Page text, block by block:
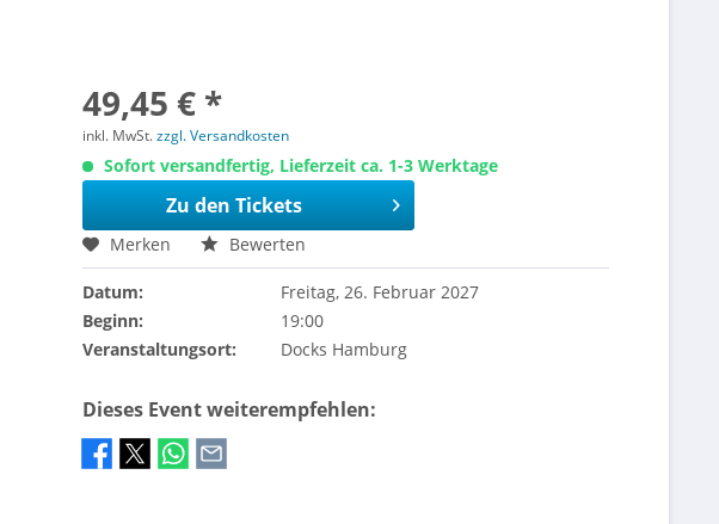
49,45 € *
inkl. MwSt.zzgl. Versandkosten
Sofort versandfertig, Lieferzeit ca. 1-3 Werktage
Zu den Tickets
Merken Bewerten
Datum:
Freitag, 26. Februar 2027
Beginn:
19:00
Veranstaltungsort:
Docks Hamburg
Dieses Event weiterempfehlen: